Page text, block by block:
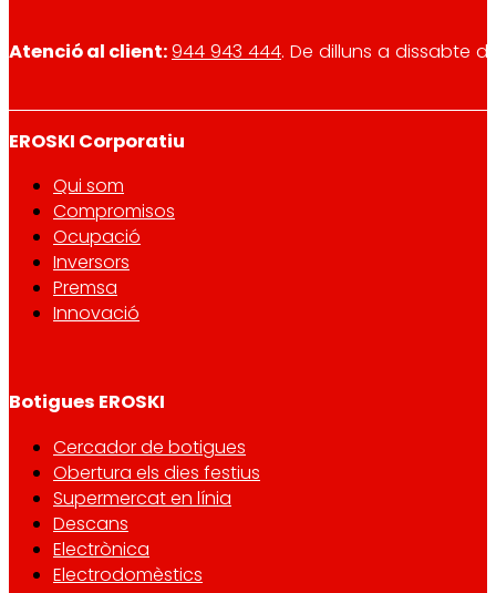
Atenció al client:944 943 444. De dilluns a dissabte
EROSKI Corporatiu
Qui som
Compromisos
Ocupació
Inversors
Premsa
Innovació
Botigues EROSKI
Cercador de botigues
Obertura els dies festius
Supermercat en línia
Descans
Electrònica
Electrodomèstics